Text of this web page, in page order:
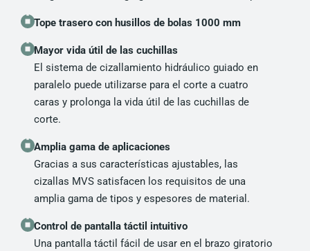
Tope trasero con husillos de bolas 1000 mm
Mayor vida útil de las cuchillas
El sistema de cizallamiento hidráulico guiado en
paralelo puede utilizarse para el corte a cuatro
caras y prolonga la vida útil de las cuchillas de
corte.
Amplia gama de aplicaciones
Gracias a sus características ajustables, las
cizallas MVS satisfacen los requisitos de una
amplia gama de tipos y espesores de material.
Control de pantalla táctil intuitivo
Una pantalla táctil fácil de usar en el brazo giratorio